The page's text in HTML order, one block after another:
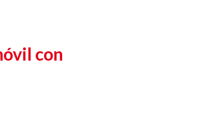
con